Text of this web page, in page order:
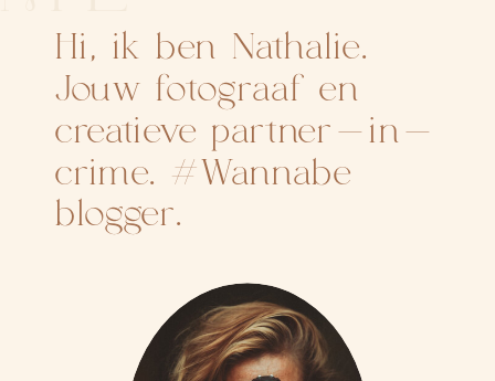
Hi, ik ben Nathalie.
Jouw fotograaf en
creatieve partner-in-
crime. #Wannabe
blogger.